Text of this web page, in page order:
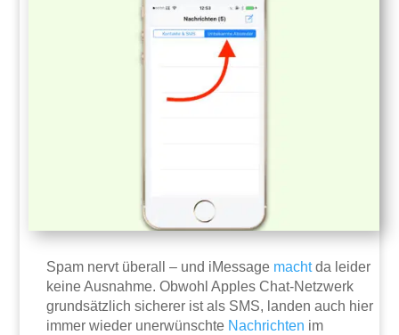
Spam nervt überall – und iMessage machtda leider
keine Ausnahme. Obwohl Apples Chat-Netzwerk
grundsätzlich sicherer ist als SMS, landen auch hier
immer wieder unerwünschte Nachrichten im